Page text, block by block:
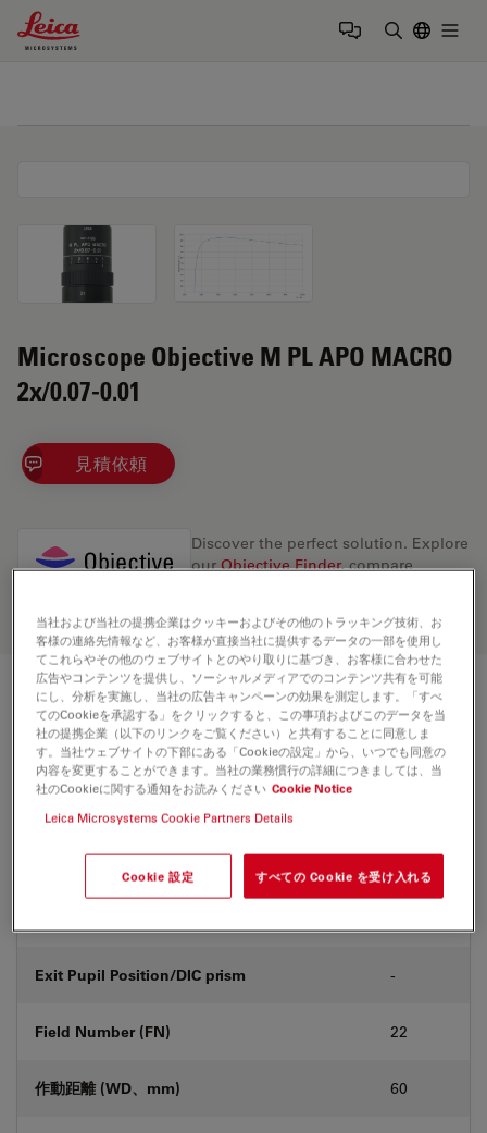
Leica Microsystems Logo
Microscope Objective M PL APO MACRO
2x/0.07-0.01
見積依頼
Discover the perfect solution. Explore
ourObjective Finder, compare
技術仕様
製品番号 11581048
あり&な
Exit Pupil Position/DIC prism -
Field Number (FN) 22
作動距離 (WD、mm) 60
当社および当社の提携企業はクッキーおよびその他のトラッキング技術、お
客様の連絡先情報など、お客様が直接当社に提供するデータの一部を使用し
てこれらやその他のウェブサイトとのやり取りに基づき、お客様に合わせた
広告やコンテンツを提供し、ソーシャルメディアでのコンテンツ共有を可能
にし、分析を実施し、当社の広告キャンペーンの効果を測定します。「すべ
てのCookieを承認する」をクリックすると、この事項およびこのデータを当
社の提携企業（以下のリンクをご覧ください）と共有することに同意しま
す。当社ウェブサイトの下部にある「Cookieの設定」から、いつでも同意の
内容を変更することができます。当社の業務慣行の詳細につきましては、当
社のCookieに関する通知をお読みください Cookie Notice
Leica Microsystems Cookie Partners Details
Cookie 設定 すべての Cookie を受け入れる